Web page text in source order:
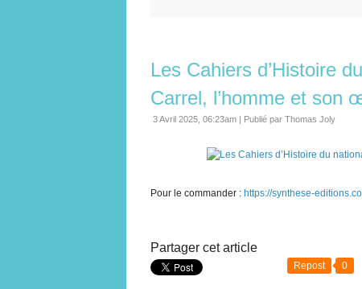
Les Cahiers d’Histoire
Carrel, l’homme et son
3 Avril 2025, 06:23am | Publié par Thomas Joly
Pour le commander : https://synthese-
Partager cet article
Repost 0